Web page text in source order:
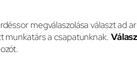
megválaszolása választ ad
munkatárs a csapatunknak.